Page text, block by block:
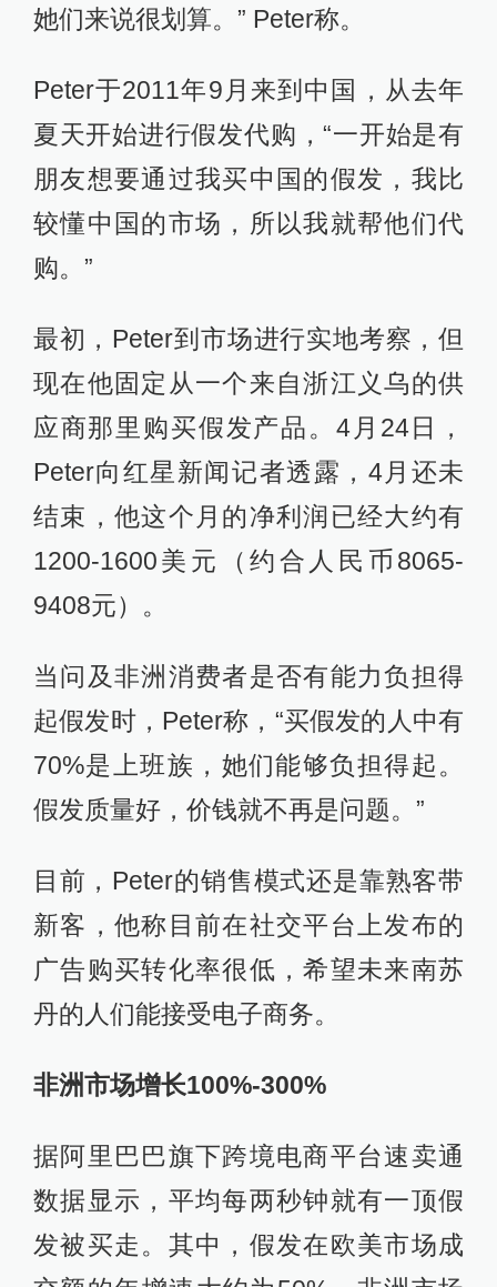
她们来说很划算。” Peter称。
Peter于2011年9月来到中国，从去年
夏天开始进行假发代购，“一开始是有
朋友想要通过我买中国的假发，我比
较懂中国的市场，所以我就帮他们代
购。”
最初，Peter到市场进行实地考察，但
现在他固定从一个来自浙江义乌的供
应商那里购买假发产品。4月24日，
Peter向红星新闻记者透露，4月还未
结束，他这个月的净利润已经大约有
1200-1600美元（约合人民币8065-
9408元）。
当问及非洲消费者是否有能力负担得
起假发时，Peter称，“买假发的人中有
70%是上班族，她们能够负担得起。
假发质量好，价钱就不再是问题。”
目前，Peter的销售模式还是靠熟客带
新客，他称目前在社交平台上发布的
广告购买转化率很低，希望未来南苏
丹的人们能接受电子商务。
非洲市场增长100%-300%
据阿里巴巴旗下跨境电商平台速卖通
数据显示，平均每两秒钟就有一顶假
发被买走。其中，假发在欧美市场成